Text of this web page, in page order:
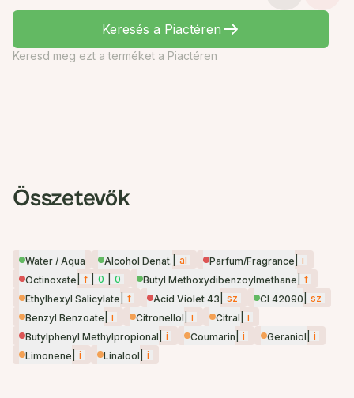
Keresés a Piactéren
Keresd meg ezt a terméket a Piactéren
Összetevők
Water / Aqua Alcohol Denat. al Parfum/Fragrance
i
Octinoxate
f 0 0 Butyl Methoxydibenzoylmethane
f
Ethylhexyl Salicylate
f Acid Violet 43 sz CI 42090
sz
Benzyl Benzoate
i Citronellol i Citral
i
Butylphenyl Methylpropional
i Coumarin i Geraniol
i
Limonene
i Linalool i